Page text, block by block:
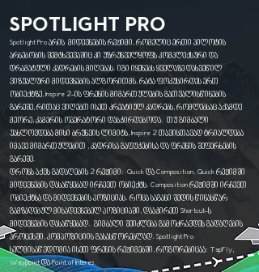
SPOTLIGHT PRO
Spotlight Pro არის მიდევნების რეჟიმი, რომელიც ერთი პილოტის
არსებობის შემტხვევაშიც კი უზრუნველყოფს კომპლექსური და
დრამატული კადრების მიღებას. იგი იყენებს ყველაზე დახვეწილ
ვიზუალური მიდევნების ალგორითმს, რატა ფოკუსირდეს ერთ
ობიექტზე, Inspire 2-ის ფრენის მიმართულების გათვალისწინების
გარეშე, რითაც ვიღებთ ისეთ კრეატიულ კადრებს, რომლებსაც აქამდე
მეორე, კამერის ოპერატორი დასჭირდებოდა. თუ გიმბალი
უახლოვდება მისი ბრუნვის ლიმიტს, Inspire 2 თავისთავად ტრიალდება
იმავე მიმართულებით , კადრისა გაფუჭებისა და ფრენის შეფერხების
გარეშე.
დრონს აქვს გადაღების 2 რეჟიმი: Quick და Composition. Quick რეჟიმში
მიდევნების დასაწყებად ირჩევთ ობიექტს. Composition რეჟიმში ირჩევთ
ობიექტსა და მიდევნების პოზიციას. როცა საგანი შედის წინასწარ
გამზადებულ მისადევნებელ პოზიციაში, დააჭირეთ Shortcut-ს
მიდევნების დასაწყებად. გიმბალი შეიძლება გამოძრავდეს გადაღების
პროცესში, კომპოზიციის გასასწორებლად. Spotlight Pro
ხელმისაწვდომია ისეთ ფრენის რეჟიმებში, როგორებიცაა: TapFly,
Waypoint და Point of Interes.